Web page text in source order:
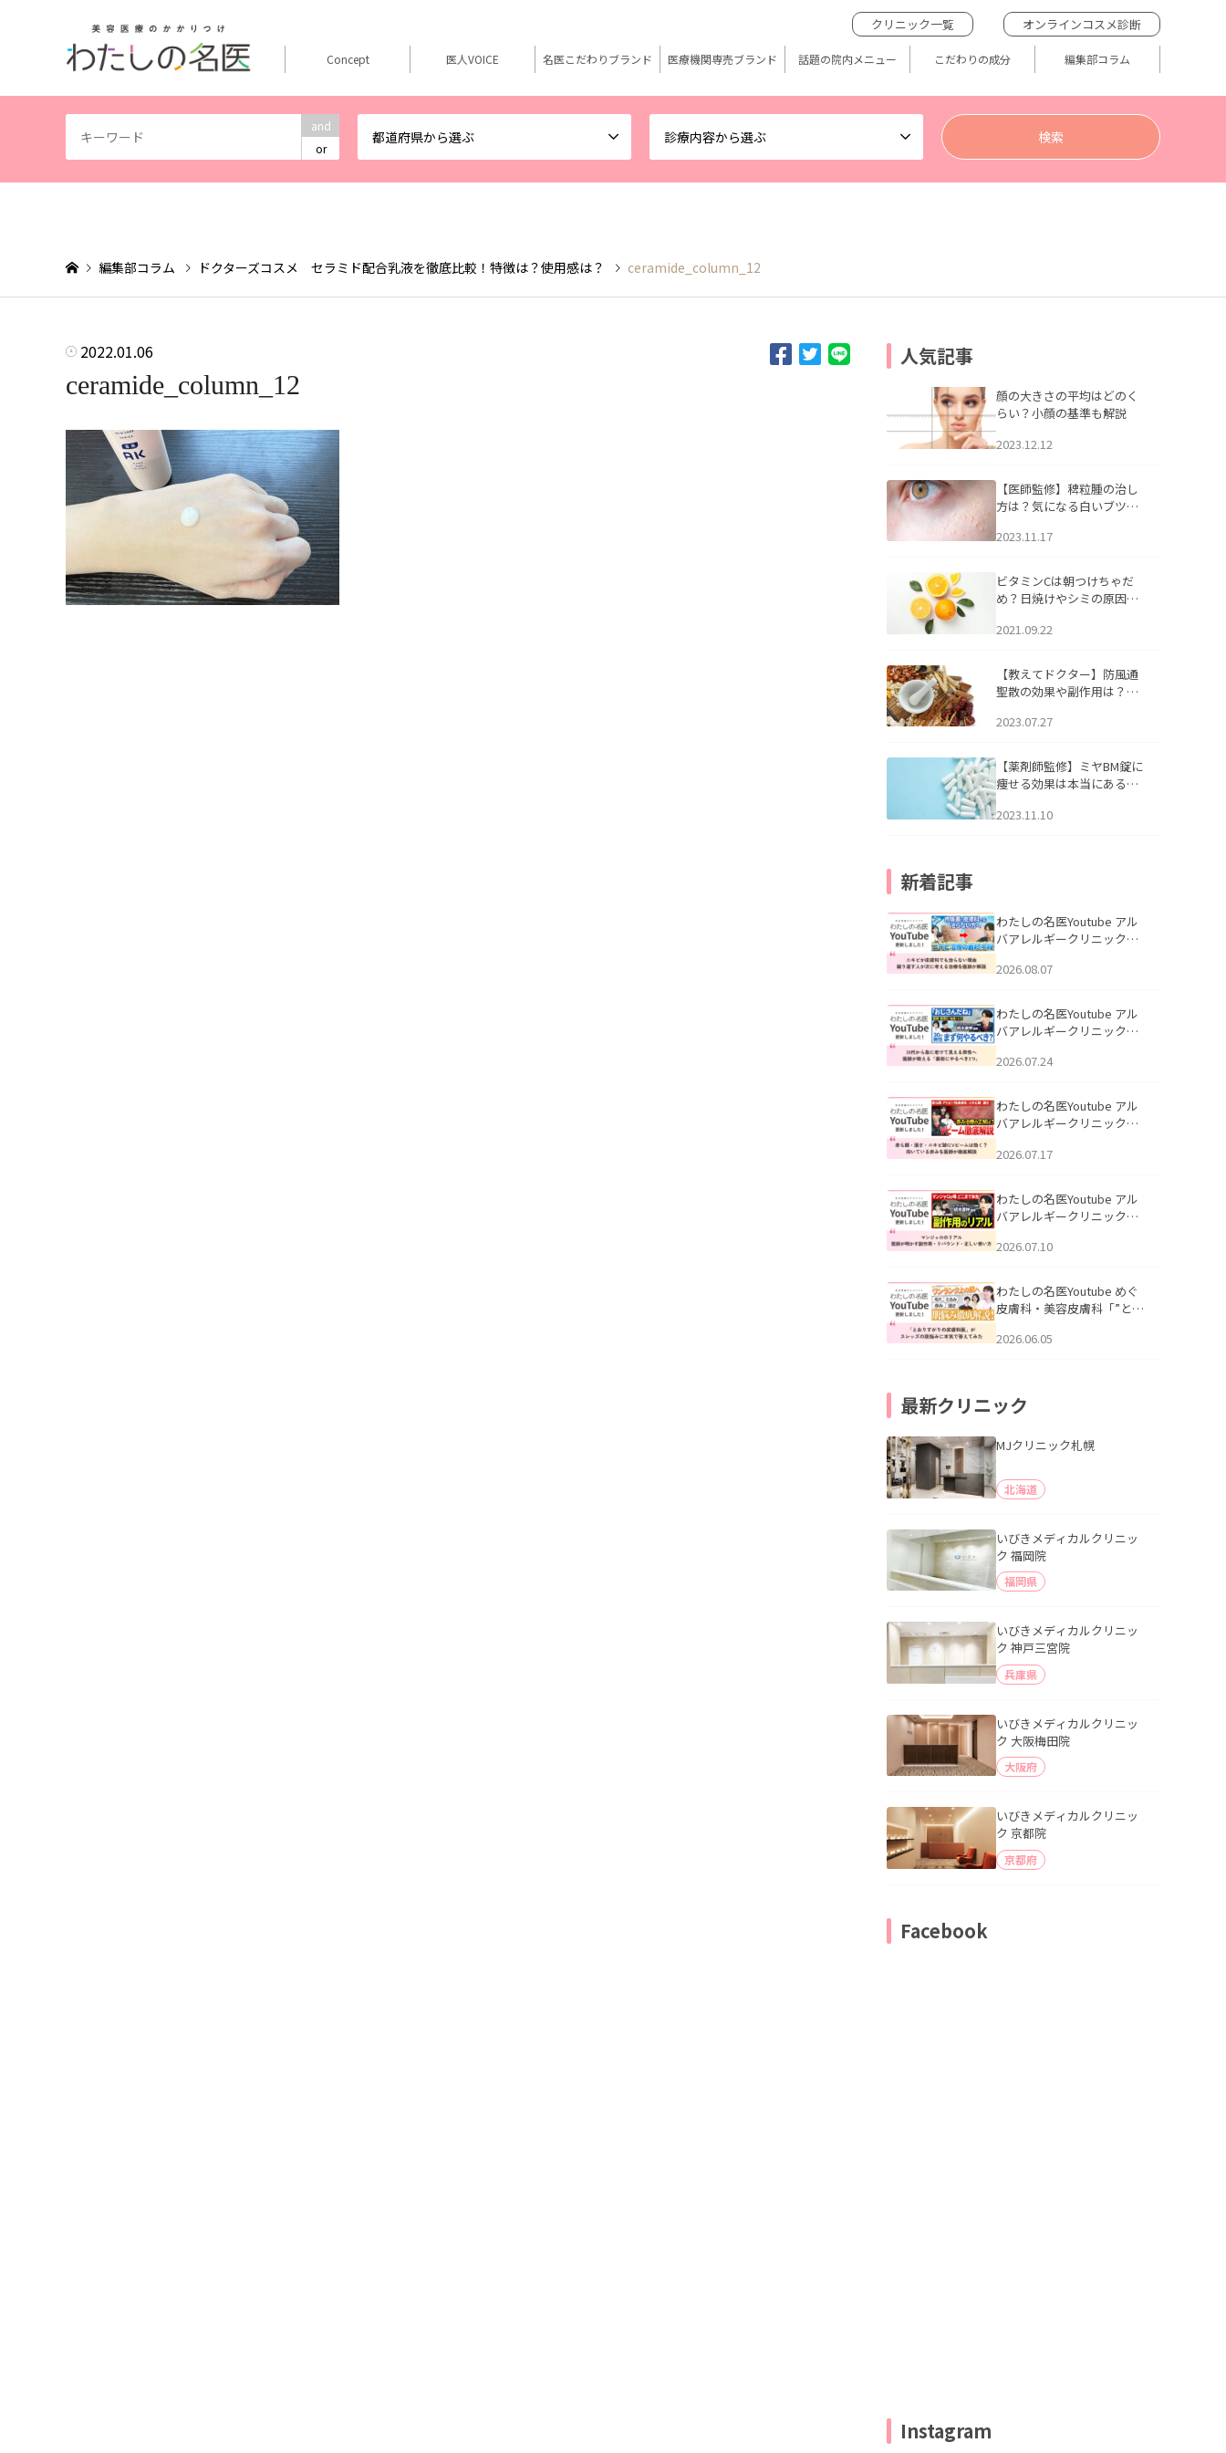
and
or
都道府県から選ぶ 診療内容から選ぶ
クリニック一覧 オンラインコスメ診断
Concept 医人VOICE 名医こだわりブランド 医療機関専売ブランド 話題の院内メニュー こだわりの成分 編集部コラム
編集部コラム ドクターズコスメ セラミド配合乳液を徹底比較！特徴は？使用感は？ ceramide_column_12
2022.01.06
ceramide_column_12
人気記事
顔の大きさの平均はどのく
らい？小顔の基準も解説
2023.12.12
【医師監修】稗粒腫の治し
方は？気になる白いブツブ
アについて
2023.11.17
ビタミンCは朝つけちゃだ
め？日焼けやシミの原因に
2021.09.22
【教えてドクター】防風通
聖散の効果や副作用は？長
2023.07.27
【薬剤師監修】ミヤBM錠に
痩せる効果は本当にある
2023.11.10
新着記事
わたしの名医Youtube アル
バアレルギークリニック札
らない理由｜繰り返す人が
説」を公開いたしました。
2026.08.07
わたしの名医Youtube アル
バアレルギークリニック札
える男性へ｜医師が教える
公開いたしました。
2026.07.24
わたしの名医Youtube アル
バアレルギークリニック札
跡にVビームは効く？向いて
説」を公開いたしました。
2026.07.17
わたしの名医Youtube アル
バアレルギークリニック札
医師が明かす副作用・リバ
公開いたしました。
2026.07.10
わたしの名医Youtube めぐ
皮膚科・美容皮膚科「”とお
ッズの肌悩みに本気で答え
2026.06.05
最新クリニック
MJクリニック札幌
北海道
いびきメディカルクリニッ
ク 福岡院
福岡県
いびきメディカルクリニッ
ク 神戸三宮院
兵庫県
いびきメディカルクリニッ
ク 大阪梅田院
大阪府
いびきメディカルクリニッ
ク 京都院
京都府
Facebook
Instagram